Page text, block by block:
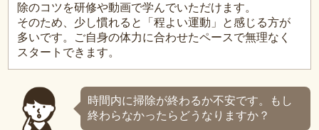
除のコツを研修や動画で学んでいただけます。
そのため、少し慣れると「程よい運動」と感じる方が
多いです。ご自身の体力に合わせたペースで無理なく
スタートできます。
時間内に掃除が終わるか不安です。もし
終わらなかったらどうなりますか？